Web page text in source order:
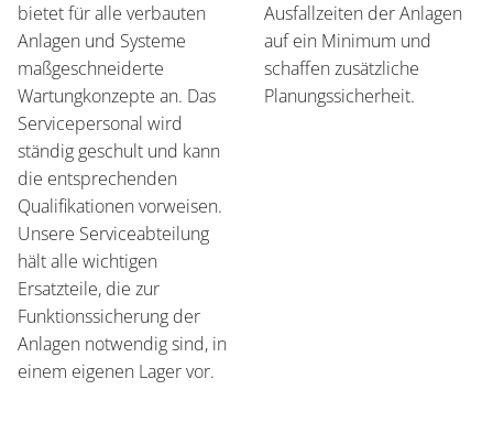
bietet für alle verbauten
Anlagen und Systeme
maßgeschneiderte
Wartungkonzepte an. Das
Servicepersonal wird
ständig geschult und kann
die entsprechenden
Qualifikationen vorweisen.
Unsere Serviceabteilung
hält alle wichtigen
Ersatzteile, die zur
Funktionssicherung der
Anlagen notwendig sind, in
einem eigenen Lager vor.
Ausfallzeiten der Anlagen
auf ein Minimum und
schaffen zusätzliche
Planungssicherheit.